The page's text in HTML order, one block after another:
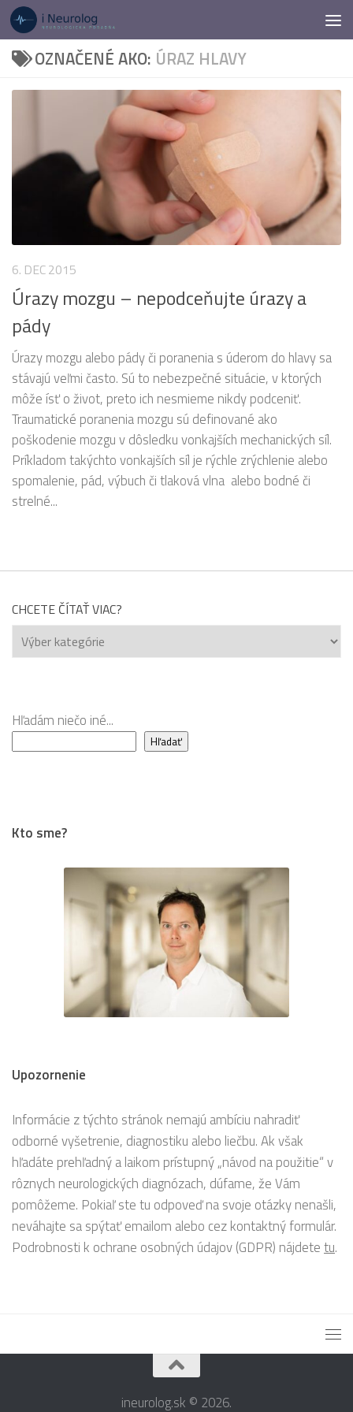
Preskočiť na obsah
OZNAČENÉ AKO: ÚRAZ HLAVY
6. DEC 2015
Úrazy mozgu – nepodceňujte úrazy a
pády
Úrazy mozgu alebo pády či poranenia s úderom do hlavy sa
stávajú veľmi často. Sú to nebezpečné situácie, v ktorých
môže ísť o život, preto ich nesmieme nikdy podceniť.
Traumatické poranenia mozgu sú definované ako
poškodenie mozgu v dôsledku vonkajších mechanických síl.
Príkladom takýchto vonkajších síl je rýchle zrýchlenie alebo
spomalenie, pád, výbuch či tlaková vlna alebo bodné či
strelné...
CHCETE ČÍTAŤ VIAC?
Chcete
čítať
Hľadám niečo iné...
Hľadať
Kto sme?
Upozornenie
Informácie z týchto stránok nemajú ambíciu nahradiť
odborné vyšetrenie, diagnostiku alebo liečbu. Ak však
hľadáte prehľadný a laikom prístupný „návod na použitie“ v
rôznych neurologických diagnózach, dúfame, že Vám
pomôžeme. Pokiaľ ste tu odpoveď na svoje otázky nenašli,
neváhajte sa spýtať emailom alebo cez kontaktný formulár.
Podrobnosti k ochrane osobných údajov (GDPR) nájdetetu.
ineurolog.sk © 2026.